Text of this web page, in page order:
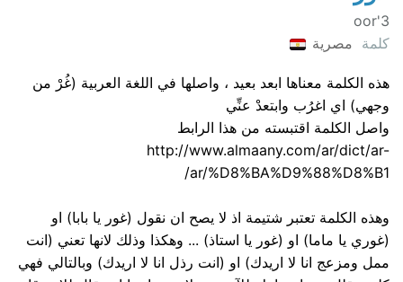
3'oor
كلمة مصرية
هذه الكلمة معناها ابعد بعيد ، واصلها في اللغة العربية (غُرْ من
وجهي) اي اغرُب وابتعدْ عنِّي
واصل الكلمة اقتبسته من هذا الرابط
http://www.almaany.com/ar/dict/ar-
ar/%D8%BA%D9%88%D8%B1/
وهذه الكلمة تعتبر شتيمة اذ لا يصح ان نقول (غور يا بابا) او
(غوري يا ماما) او (غور يا استاذ) ... وهكذا وذلك لانها تعني (انت
ممل ومزعج انا لا اريدك) او (انت رذل انا لا اريدك) وبالتالي فهي